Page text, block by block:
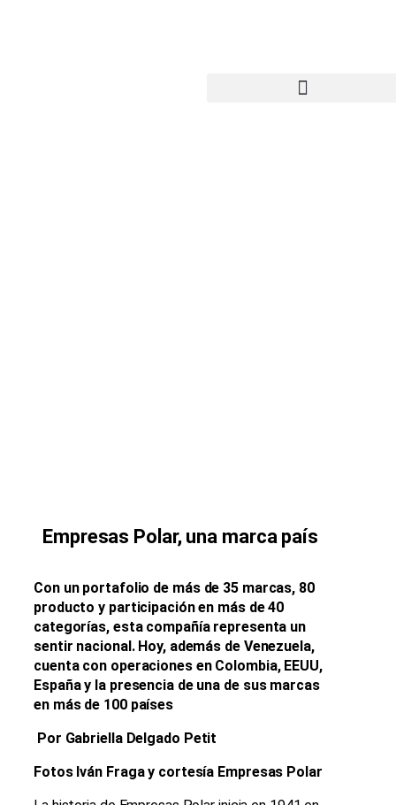
Empresas Polar, una marca país
Con un portafolio de más de 35 marcas, 80
producto y participación en más de 40
categorías, esta compañía representa un
sentir nacional. Hoy, además de Venezuela,
cuenta con operaciones en Colombia, EEUU,
España y la presencia de una de sus marcas
en más de 100 países
Por Gabriella Delgado Petit
Fotos Iván Fraga y cortesía Empresas Polar